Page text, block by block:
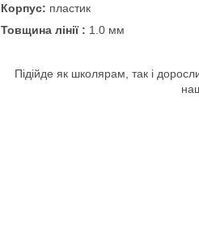
Корпус: пластик
Товщина лінії : 1.0 мм
Підійде як школярам, так і